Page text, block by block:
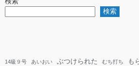
検索
14級９号 あいおい ぶつけられた むち打ち も